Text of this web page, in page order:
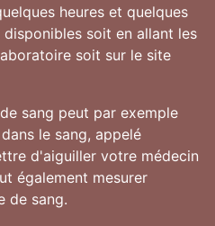
heures et quelques
soit en allant les
soit sur le site
sang peut par exemple
le sang, appelé
d'aiguiller votre médecin
également mesurer
de sang.